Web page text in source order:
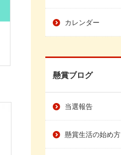
カレンダー
懸賞ブログ
当選報告
懸賞生活の始め方